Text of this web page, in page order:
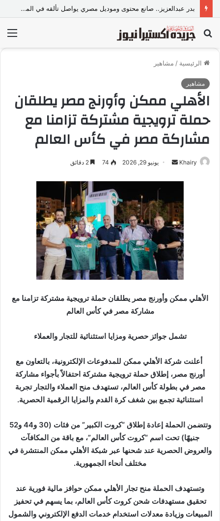
بدر عبدالعزيز.. صانع محتوى وموديل مصري يواصل تألقه في المملكة العربية السعودية
بحث
عن
الرئيسية / مشاهير
مشاهير
الأهلي ممكن وأورنج مصر يطلقان
حملة ترويجية مشتركة تزامنا مع
مشاركة مصر في كأس العالم
Khairy
ر
د
ل
ت
ن
ا
يونيو 29, 2026 74
الأهلي ممكن وأورنج مصر يطلقان حملة ترويجية مشتركة تزامنا مع
مشاركة مصر في كأس العالم
تشمل جوائز حصرية ومزايا استثنائية للتجار والعملاء
أعلنت شركة الأهلي ممكن للمدفوعات الإلكترونية، بالتعاون مع
أورنج مصر، إطلاق حملة ترويجية مشتركة احتفالاً بأجواء مشاركة
مصر في بطولة كأس العالم، تستهدف منح العملاء والتجار تجربة
استثنائية تجمع بين شغف كرة القدم والمزايا الرقمية الحصرية.
وتتضمن الحملة إعادة إطلاق “كروت الكبير” من فئات (30 و44 و52
جنيهًا) تحت اسم “كروت كأس العالم”، مع باقة من المكافآت
والعروض الحصرية عند شحنها عبر شبكة الأهلي ممكن المنتشرة في
مختلف أنحاء الجمهورية.
وتستهدف الحملة منح تجار الأهلي ممكن حوافز مالية فورية عند
تحقيق مستهدفات شحن كروت كأس العالم، بما يسهم في تحفيز
المبيعات وزيادة معدلات استخدام خدمات الدفع الإلكتروني والشمول